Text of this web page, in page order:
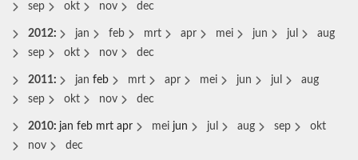
sep
okt nov dec
2012: jan feb mrt apr mei jun jul
aug
sep
okt nov dec
2011: jan feb mrt apr mei jun jul
aug
sep
okt nov dec
2010: jan feb mrt apr mei jun jul aug sep
okt
nov
dec